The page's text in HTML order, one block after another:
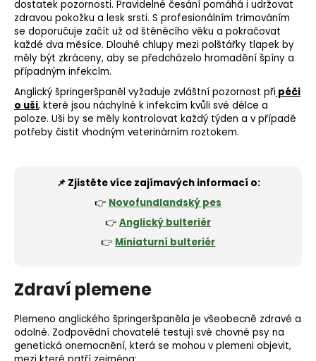
dostatek pozornosti. Pravidelné česání pomáhá i udržovat
zdravou pokožku a lesk srsti. S profesionálním trimováním
se doporučuje začít už od štěněcího věku a pokračovat
každé dva měsíce. Dlouhé chlupy mezi polštářky tlapek by
měly být zkráceny, aby se předcházelo hromadění špíny a
případným infekcím.
Anglický špringeršpaněl vyžaduje zvláštní pozornost při péči
o uši, které jsou náchylné k infekcím kvůli své délce a
poloze. Uši by se měly kontrolovat každý týden a v případě
potřeby čistit vhodným veterinárním roztokem.
📌 Zjistěte více zajímavých informací o:
👉 Novofundlandský pes
👉 Anglický bulteriér
👉 Miniaturní bulteriér
Zdraví plemene
Plemeno anglického špringeršpaněla je všeobecně zdravé a
odolné. Zodpovědní chovatelé testují své chovné psy na
genetická onemocnění, která se mohou v plemeni objevit,